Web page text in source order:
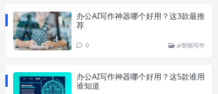
办公AI写作神器哪个好用？这3款最推
荐
0 ai智能写作
办公AI写作神器哪个好用？这5款谁用
谁知道